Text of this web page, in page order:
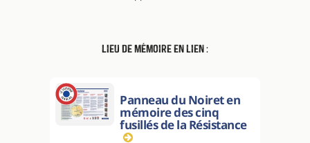
Lieu de mémoire en lien :
Panneau du Noiret en
mémoire des cinq
fusillés de la Résistance